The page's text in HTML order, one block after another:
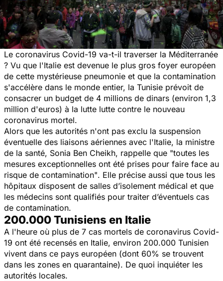
Le coronavirus Covid-19 va-t-il traverser la Méditerranée
? Vu que l'Italie est devenue le plus gros foyer européen
de cette mystérieuse pneumonie et que la contamination
s'accélère dans le monde entier, la Tunisie prévoit de
consacrer un budget de 4 millions de dinars (environ 1,3
million d'euros) à la lutte lutte contre le nouveau
coronavirus mortel.
Alors que les autorités n'ont pas exclu la suspension
éventuelle des liaisons aériennes avec l'Italie, la ministre
de la santé, Sonia Ben Cheikh, rappelle que "toutes les
mesures exceptionnelles ont été prises pour faire face au
risque de contamination". Elle précise aussi que tous les
hôpitaux disposent de salles d’isolement médical et que
les médecins sont qualifiés pour traiter d’éventuels cas
de contamination.
200.000 Tunisiens en Italie
A l'heure où plus de 7 cas mortels de coronavirus Covid-
19 ont été recensés en Italie, environ 200.000 Tunisien
vivent dans ce pays européen (dont 60% se trouvent
dans les zones en quarantaine). De quoi inquiéter les
autorités locales.